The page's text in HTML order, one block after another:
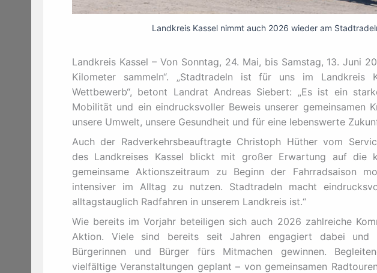
Landkreis Kassel nimmt auch 2026 wieder am
Landkreis Kassel – Von Sonntag, 24. Mai, bis Samstag, 13. Juni
Kilometer sammeln“. „Stadtradeln ist für uns im
Wettbewerb“, betont Landrat Andreas Siebert: „Es ist ein
Mobilität und ein eindrucksvoller Beweis unserer gemeinsamen
unsere Umwelt, unsere Gesundheit und für eine lebenswerte
Auch der Radverkehrsbeauftragte Christoph Hüther vom
des Landkreises Kassel blickt mit großer Erwartung auf die
gemeinsame Aktionszeitraum zu Beginn der Fahrradsaison
intensiver im Alltag zu nutzen. Stadtradeln macht
alltagstauglich Radfahren in unserem Landkreis ist.“
Wie bereits im Vorjahr beteiligen sich auch 2026 zahlreiche
Aktion. Viele sind bereits seit Jahren engagiert dabei und
Bürgerinnen und Bürger fürs Mitmachen gewinnen.
vielfältige Veranstaltungen geplant – von gemeinsamen